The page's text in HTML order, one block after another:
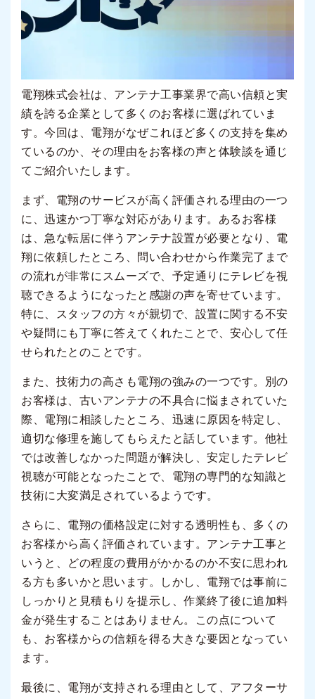
電翔株式会社は、アンテナ工事業界で高い信頼と実
績を誇る企業として多くのお客様に選ばれていま
す。今回は、電翔がなぜこれほど多くの支持を集め
ているのか、その理由をお客様の声と体験談を通じ
てご紹介いたします。
まず、電翔のサービスが高く評価される理由の一つ
に、迅速かつ丁寧な対応があります。あるお客様
は、急な転居に伴うアンテナ設置が必要となり、電
翔に依頼したところ、問い合わせから作業完了まで
の流れが非常にスムーズで、予定通りにテレビを視
聴できるようになったと感謝の声を寄せています。
特に、スタッフの方々が親切で、設置に関する不安
や疑問にも丁寧に答えてくれたことで、安心して任
せられたとのことです。
また、技術力の高さも電翔の強みの一つです。別の
お客様は、古いアンテナの不具合に悩まされていた
際、電翔に相談したところ、迅速に原因を特定し、
適切な修理を施してもらえたと話しています。他社
では改善しなかった問題が解決し、安定したテレビ
視聴が可能となったことで、電翔の専門的な知識と
技術に大変満足されているようです。
さらに、電翔の価格設定に対する透明性も、多くの
お客様から高く評価されています。アンテナ工事と
いうと、どの程度の費用がかかるのか不安に思われ
る方も多いかと思います。しかし、電翔では事前に
しっかりと見積もりを提示し、作業終了後に追加料
金が発生することはありません。この点について
も、お客様からの信頼を得る大きな要因となってい
ます。
最後に、電翔が支持される理由として、アフターサ